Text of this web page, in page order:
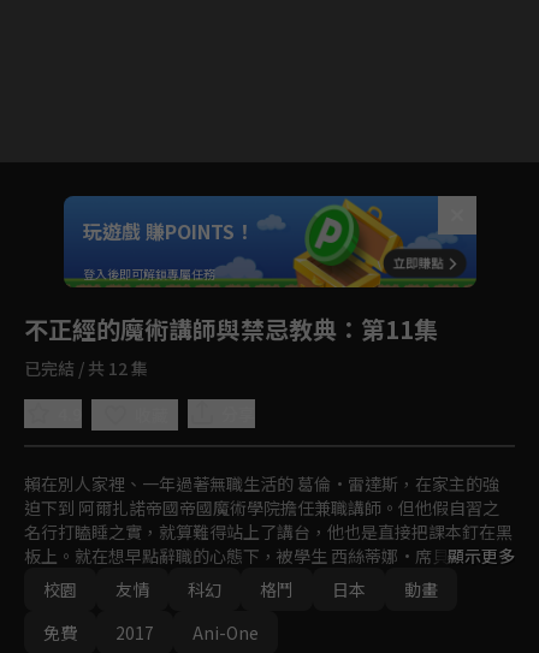
Unmute
如有不便請見諒
玩遊戲 賺POINTS！
登入後即可解鎖專屬任務
不正經的魔術講師與禁忌教典 ：第11集
已完結 / 共 12 集
賴在別人家裡、一年過著無職生活的 葛倫·雷達斯，在家主的強
迫下到 阿爾扎諾帝國帝國魔術學院擔任兼職講師。但他假自習之
名行打瞌睡之實，就算難得站上了講台，他也是直接把課本釘在黑
板上。就在想早點辭職的心態下，被學生 西絲蒂娜·席貝爾提出
了決鬥。結果令人遺憾地，葛倫以懸殊的差距吞下了敗戰……然而
與政府敵對的魔術結社「天之智慧研究會」襲擊了學院，葛倫也被
捲進了一連串的紛爭之中。
顯示更多
校園
友情 科幻 格鬥 日本
動畫
免費
2017 Ani-One